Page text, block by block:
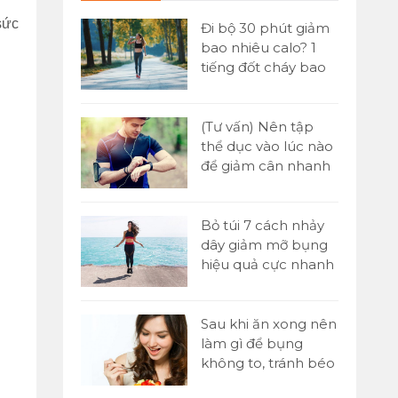
Buổi
1000 cái
nhiêu
Đi bộ 30 phút giảm
bao nhiêu calo? 1
tiếng đốt cháy bao
(Tư vấn) Nên tập
thể dục vào lúc nào
để giảm cân nhanh
Bỏ túi 7 cách nhảy
dây giảm mỡ bụng
hiệu quả cực nhanh
Sau khi ăn xong nên
làm gì để bụng
không to, tránh béo